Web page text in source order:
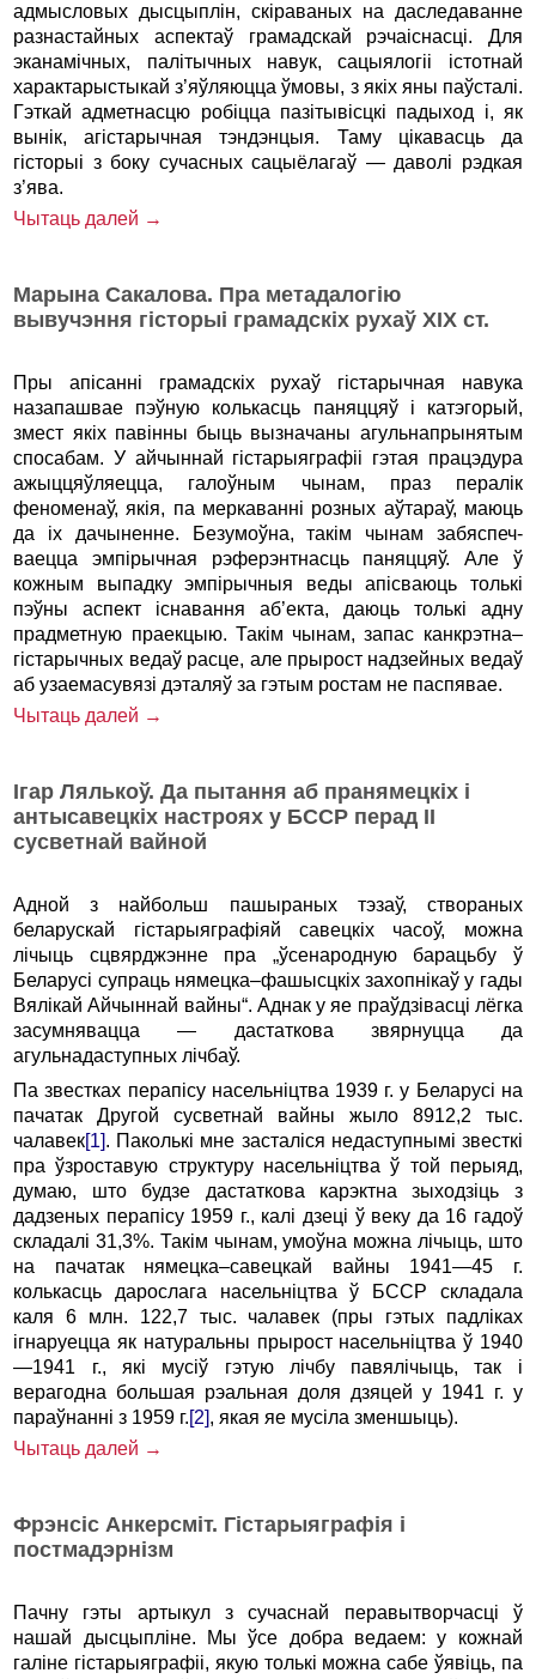
адмысловых дысцыплін, скіраваных на даследаванне
разнастайных аспектаў грамадскай рэчаіснасці. Для
эканамічных, палітычных навук, сацыялогіі істотнай
характарыстыкай з’яўляюцца ўмовы, з якіх яны паўсталі.
Гэткай адметнасцю робіцца пазітывісцкі падыход і, як
вынік, агістарычная тэндэнцыя. Таму цікавасць да
гісторыі з боку сучасных сацыёлагаў — даволі рэдкая
з’ява.
Чытаць далей →
Марына Сакалова. Пра метадалогію
вывучэння гісторыі грамадскіх рухаў ХIХ ст.
Пры апісанні грамадскіх рухаў гістарычная навука
назапашвае пэўную колькасць паняццяў і катэгорый,
змест якіх павінны быць вызначаны агульнапрынятым
спосабам. У айчыннай гістарыяграфіі гэтая працэдура
ажыццяўляецца, галоўным чынам, праз пералік
феноменаў, якія, па меркаванні розных аў­тараў, маюць
да іх дачыненне. Безумоўна, такім чынам забяспеч­­
ваецца эмпірычная рэферэнтнасць паняццяў. Але ў
кожным выпадку эмпірычныя веды апісваюць толькі
пэўны аспект існавання аб’екта, даюць толькі адну
прадметную праекцыю. Такім чынам, запас канкрэтна–
гістарычных ведаў расце, але прырост надзейных ведаў
аб узаемaсувязі дэталяў за гэтым ростам не па­спявае.
Чытаць далей →
Ігар Лялькоў. Да пытання аб пранямецкіх і
антысавецкіх настроях у БССР перад II
сусветнай вайной
Адной з найбольш пашыраных тэзаў, створаных
беларускай гістарыяграфіяй савецкіх часоў, можна
лічыць сцвярджэнне пра „ўсенародную барацьбу ў
Беларусі супраць нямецка–фашысцкіх захопнікаў у гады
Вялікай Айчыннай вайны“. Аднак у яе праўдзівасці лёгка
засумнявацца — дастаткова звярнуцца да
агульнадаступных лічбаў.
Па звестках перапісу насельніцтва 1939 г. у Беларусі на
пачатак Другой сусветнай вайны жыло 8912,2 тыс.
чалавек[1]. Паколькі мне засталіся недаступнымі звесткі
пра ўзроставую структуру насельніцтва ў той перыяд,
думаю, што будзе дастаткова карэктна зыходзіць з
дадзеных перапісу 1959 г., калі дзеці ў веку да 16 гадоў
складалі 31,3%. Такім чынам, умоўна можна лічыць, што
на пачатак нямецка–савецкай вайны 1941—45 г.
колькасць дарослага насельніцтва ў БССР складала
каля 6 млн. 122,7 тыс. чалавек (пры гэтых падліках
ігнаруецца як натуральны прырост насельніцтва ў 1940
—1941 г., які мусіў гэтую лічбу павялічыць, так і
верагодна большая рэальная доля дзяцей у 1941 г. у
параўнанні з 1959 г.[2], якая яе мусіла зменшыць).
Чытаць далей →
Фрэнсіс Анкерсміт. Гістарыяграфія і
постмадэрнізм
Пачну гэты артыкул з сучаснай перавытворчасці ў
нашай дысцыпліне. Мы ўсе добра ведаем: у кожнай
галіне гістарыяграфіі, якую толькі можна сабе ўявіць, па